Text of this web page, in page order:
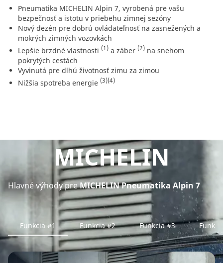
Pneumatika MICHELIN Alpin 7, vyrobená pre vašu
bezpečnosť a istotu v priebehu zimnej sezóny
Nový dezén pre dobrú ovládateľnosť na zasnežených a
mokrých zimných vozovkách
Lepšie brzdné vlastnosti (1) a záber (2) na snehom
pokrytých cestách
Vyvinutá pre dlhú životnosť zimu za zimou
Nižšia spotreba energie (3)(4)
MICHELIN
Hlavné výhody preMICHELIN Pneumatika Alpin 7
Funkcia #1 Funkcia #2 Funkcia #3